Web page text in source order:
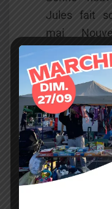
Jules fait
mai
refaire votre
On vous
réouverture !